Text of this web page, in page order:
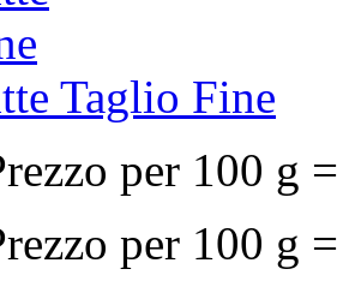
Taglio Fine
per 100 g
per 100 g